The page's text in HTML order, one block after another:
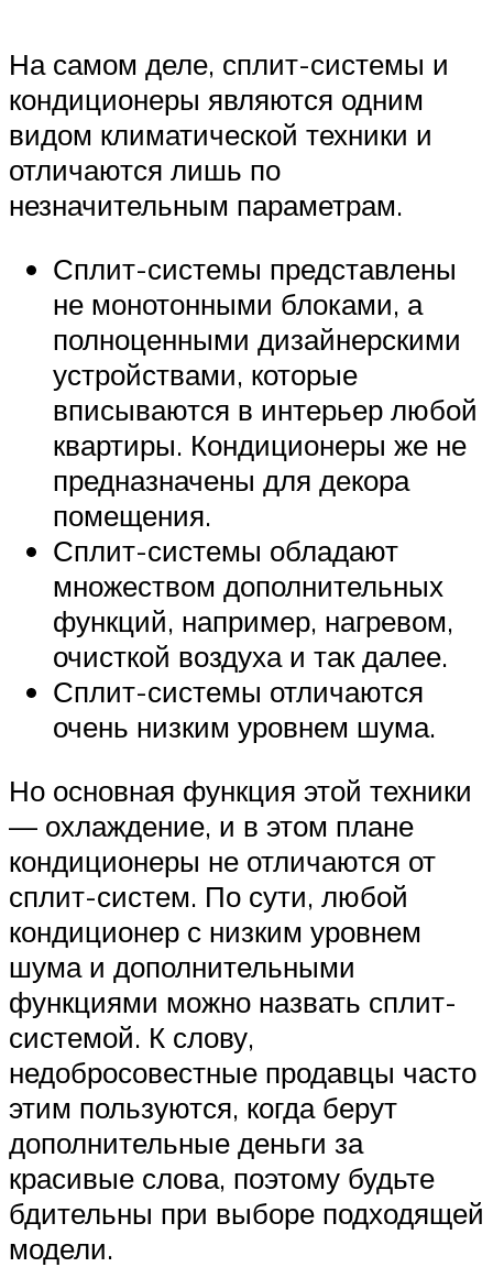
На самом деле, сплит-системы и
кондиционеры являются одним
видом климатической техники и
отличаются лишь по
незначительным параметрам.
Сплит-системы представлены
не монотонными блоками, а
полноценными дизайнерскими
устройствами, которые
вписываются в интерьер любой
квартиры. Кондиционеры же не
предназначены для декора
помещения.
Сплит-системы обладают
множеством дополнительных
функций, например, нагревом,
очисткой воздуха и так далее.
Сплит-системы отличаются
очень низким уровнем шума.
Но основная функция этой техники
— охлаждение, и в этом плане
кондиционеры не отличаются от
сплит-систем. По сути, любой
кондиционер с низким уровнем
шума и дополнительными
функциями можно назвать сплит-
системой. К слову,
недобросовестные продавцы часто
этим пользуются, когда берут
дополнительные деньги за
красивые слова, поэтому будьте
бдительны при выборе подходящей
модели.